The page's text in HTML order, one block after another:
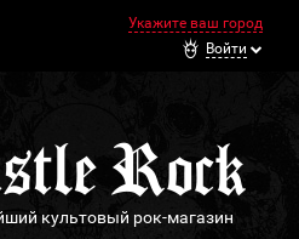
Укажите ваш город
Войти
культовый рок-магазин